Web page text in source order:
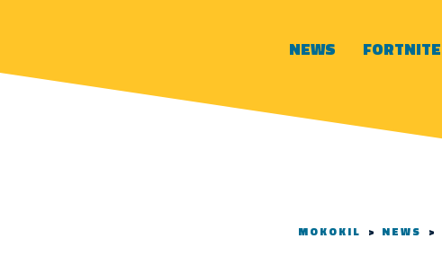
NEWS FORTNITE
MOKOKIL > NEWS >